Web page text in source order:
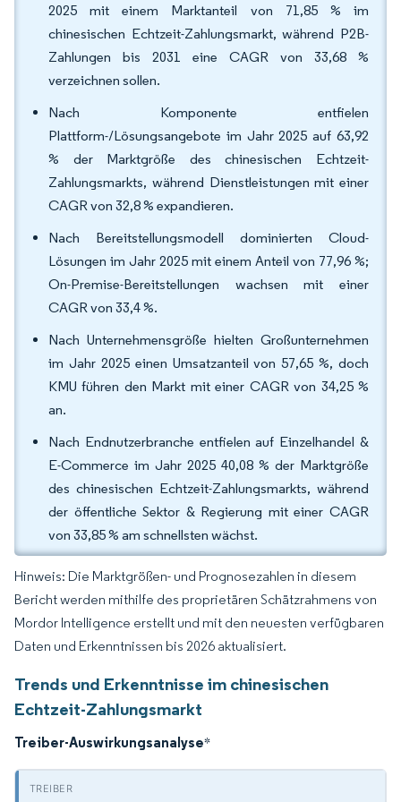
2025 mit einem Marktanteil von 71,85 % im
chinesischen Echtzeit-Zahlungsmarkt, während P2B-
Zahlungen bis 2031 eine CAGR von 33,68 %
verzeichnen sollen.
Nach Komponente entfielen
Plattform-/Lösungsangebote im Jahr 2025 auf 63,92
% der Marktgröße des chinesischen Echtzeit-
Zahlungsmarkts, während Dienstleistungen mit einer
CAGR von 32,8 % expandieren.
Nach Bereitstellungsmodell dominierten Cloud-
Lösungen im Jahr 2025 mit einem Anteil von 77,96 %;
On-Premise-Bereitstellungen wachsen mit einer
CAGR von 33,4 %.
Nach Unternehmensgröße hielten Großunternehmen
im Jahr 2025 einen Umsatzanteil von 57,65 %, doch
KMU führen den Markt mit einer CAGR von 34,25 %
an.
Nach Endnutzerbranche entfielen auf Einzelhandel &
E-Commerce im Jahr 2025 40,08 % der Marktgröße
des chinesischen Echtzeit-Zahlungsmarkts, während
der öffentliche Sektor & Regierung mit einer CAGR
von 33,85 % am schnellsten wächst.
Hinweis: Die Marktgrößen- und Prognosezahlen in diesem
Bericht werden mithilfe des proprietären Schätzrahmens von
Mordor Intelligence erstellt und mit den neuesten verfügbaren
Daten und Erkenntnissen bis 2026 aktualisiert.
Trends und Erkenntnisse im chinesischen
Echtzeit-Zahlungsmarkt
Treiber-Auswirkungsanalyse*